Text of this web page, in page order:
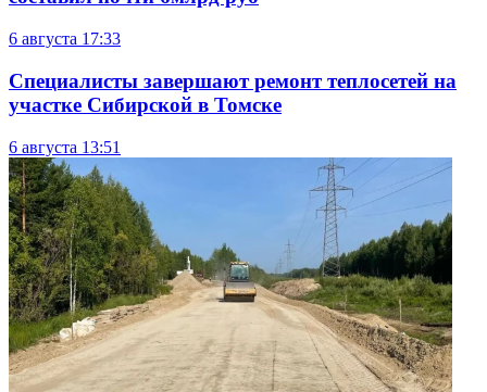
6 августа 17:33
Специалисты завершают ремонт теплосетей на
участке Сибирской в Томске
6 августа 13:51